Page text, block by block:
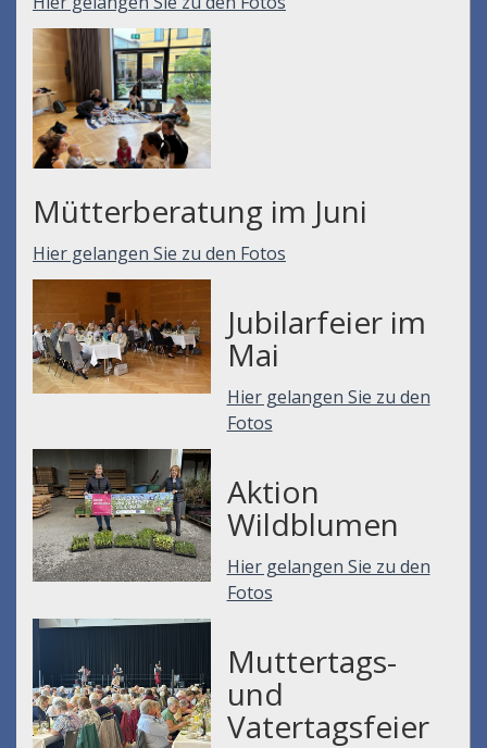
Mütterberatung im Juni
Hier gelangen Sie zu den Fotos
Jubilarfeier im
Mai
Hier gelangen Sie zu den
Fotos
Aktion
Wildblumen
Hier gelangen Sie zu den
Fotos
Muttertags-
und
Vatertagsfeier